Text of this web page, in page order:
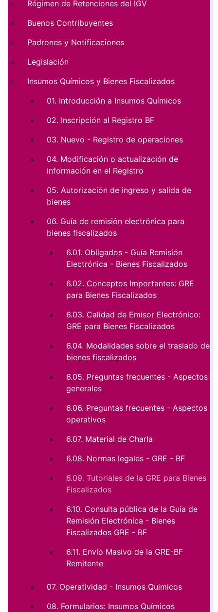
Régimen de Retenciones del IGV
Buenos Contribuyentes
Padrones y Notificaciones
Legislación
Insumos Químicos y Bienes Fiscalizados
01. Introducción a Insumos Químicos
02. Inscripción al Registro BF
03. Nuevo - Registro de operaciones
04. Modificación o actualización de
información en el Registro
05. Autorización de ingreso y salida de
bienes
06. Guía de remisión electrónica para
bienes fiscalizados
6.01. Obligados - Guía Remisión
Electrónica - Bienes Fiscalizados
6.02. Conceptos Importantes: GRE
para Bienes Fiscalizados
6.03. Calidad de Emisor Electrónico:
GRE para Bienes Fiscalizados
6.04. Modalidades sobre el traslado de
bienes fiscalizados
6.05. Preguntas frecuentes - Aspectos
generales
6.06. Preguntas frecuentes - Aspectos
operativos
6.07. Material de Charla
6.08. Normas legales - GRE - BF
6.09. Tutoriales de la GRE para Bienes
Fiscalizados
6.10. Consulta pública de la Guía de
Remisión Electrónica - Bienes
Fiscalizados GRE - BF
6.11. Envío Masivo de la GRE-BF
Remitente
07. Operatividad - Insumos Quimicos
08. Formularios: Insumos Químicos